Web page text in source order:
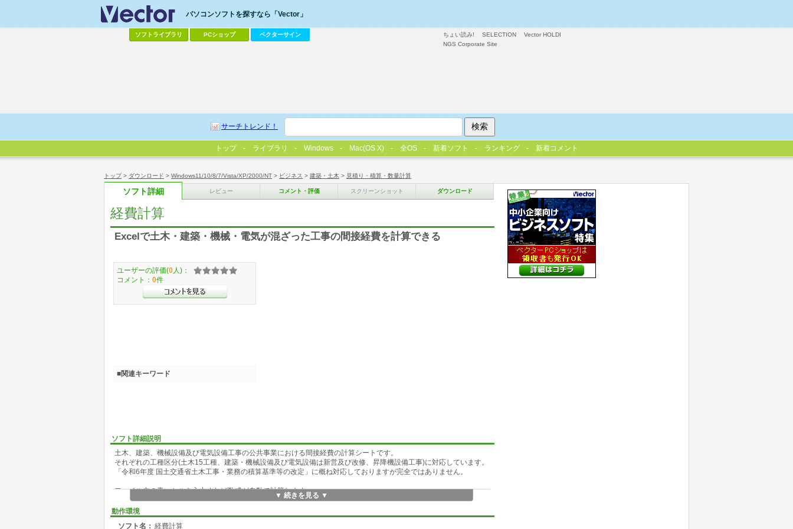
トップ> ダウンロード > Windows11/10/8/7/Vista/XP/2000/NT > ビジネス > 建築・土木 > 見積り・積算・数量計算
ソフト詳細 レビュー コメント・評価 スクリーンショット ダウンロード
経費計算
Excelで土木・建築・機械・電気が混ざった工事の間接経費を計算できる
ソフト詳細説明
土木、建築、機械設備及び電気設備工事の公共事業における間接経費の計算シートです。
それぞれの工種区分(土木15工種、建築・機械設備及び電気設備は新営及び改修、昇降機設備工事)に対応しています。
「令和6年度 国土交通省土木工事・業務の積算基準等の改定」に概ね対応しておりますが完全ではありません。
ファイル内の青いセルを入力すれば数式が自動で計算します。
土木(15工種)・建築(新営/改修)・機械設備(新営/改修)及び電気設備工事(新営/改修)の共通仮設費、現場管理費、一般管理
費等を含む総工事費の算出計算が出来ます。
▼ 続きを見る ▼
動作環境
ソフト名： 経費計算
ユーザーの評価(0 人)：
コメント： 0件
■関連キーワード
ちょい読み! SELECTION
Vector HOLDI
NGS Corporate Site
パソコンソフトを探すなら「Vector」
ソフトライブラリ PCショップ ベクターサイン
サーチトレンド！
トップ ライブラリ Windows Mac(OS X) 全OS 新着ソフト ランキング 新着コメント